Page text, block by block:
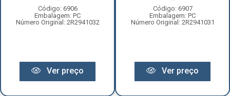
Código: 6906
Embalagem: PC
Número Original: 2R2941032
Ver preço
Código: 6907
Embalagem: PC
Número Original: 2R2941031
Ver preço